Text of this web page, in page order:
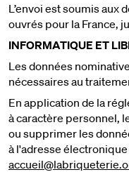
L’envoi est soumis aux
ouvrés pour la France,
INFORMATIQUE ET
Les données
nécessaires au
En application de la
à caractère personnel,
ou supprimer les
à l'adresse électronique